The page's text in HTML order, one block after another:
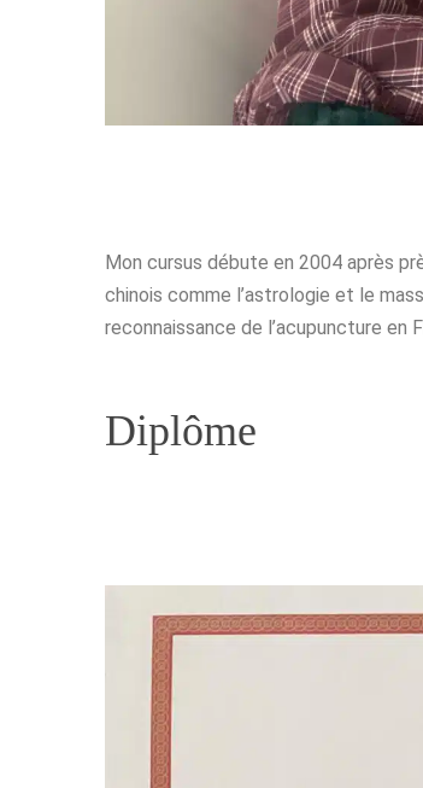
Mon cursus débute en 2004 après
chinois comme l’astrologie et le
reconnaissance de l’acupuncture en
Diplôme